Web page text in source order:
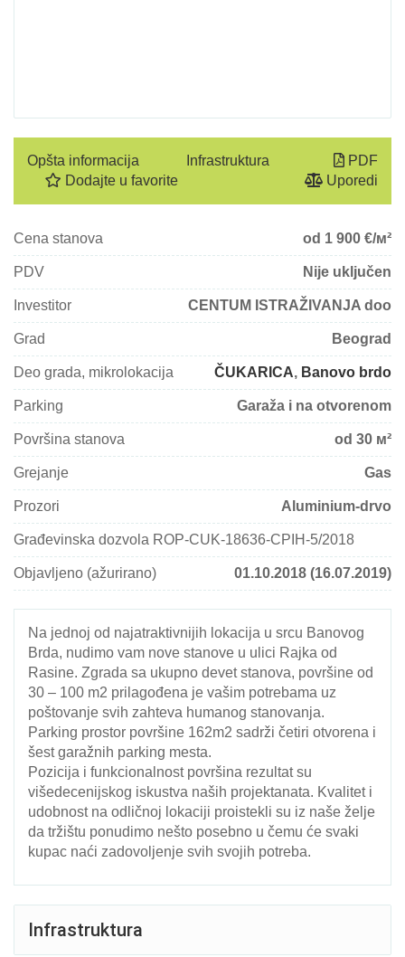
Opšta informacija Infrastruktura
PDF
Dodajte u favorite
Uporedi
Cena stanova od 1 900 €/м²
PDV Nije uključen
Investitor CENTUM ISTRAŽIVANJA doo
Grad Beograd
Deo grada, mikrolokacija ČUKARICA, Banovo brdo
Parking Garaža i na otvorenom
Površina stanova od 30 м²
Grejanje Gas
Prozori Aluminium-drvo
Građevinska dozvola ROP-CUK-18636-CPIH-5/2018
Objavljeno (ažurirano) 01.10.2018 (16.07.2019)
Na jednoj od najatraktivnijih lokacija u srcu Banovog
Brda, nudimo vam nove stanove u ulici Rajka od
Rasine. Zgrada sa ukupno devet stanova, površine od
30 – 100 m2 prilagođena je vašim potrebama uz
poštovanje svih zahteva humanog stanovanja.
Parking prostor površine 162m2 sadrži četiri otvorena i
šest garažnih parking mesta.
Pozicija i funkcionalnost površina rezultat su
višedecenijskog iskustva naših projektanata. Kvalitet i
udobnost na odličnoj lokaciji proistekli su iz naše želje
da tržištu ponudimo nešto posebno u čemu će svaki
kupac naći zadovoljenje svih svojih potreba.
Infrastruktura